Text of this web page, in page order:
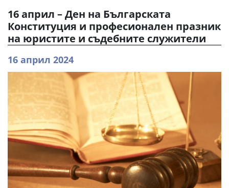
16 април – Ден на Българската
Конституция и професионален празник
на юристите и съдебните служители
16 април 2024